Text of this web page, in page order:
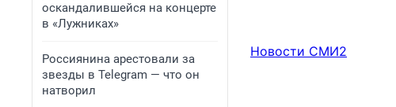
оскандалившейся на концерте
в «Лужниках»
Россиянина арестовали за
звезды в Telegram — что он
натворил
Новости СМИ2